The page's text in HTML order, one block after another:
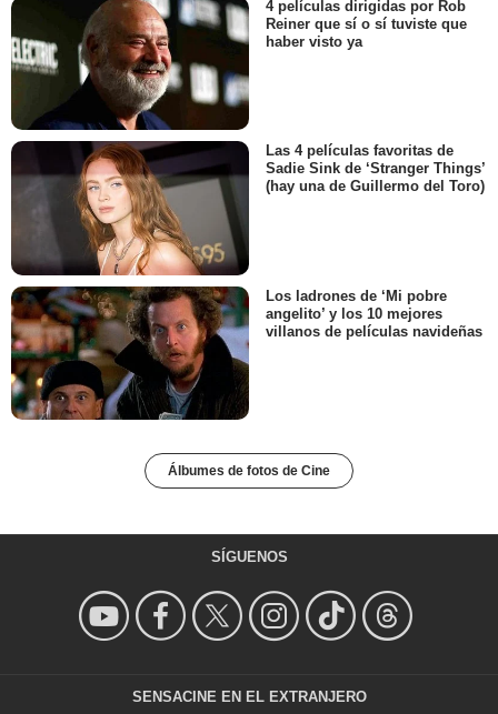
4 películas dirigidas por Rob
Reiner que sí o sí tuviste que
haber visto ya
Las 4 películas favoritas de
Sadie Sink de ‘Stranger Things’
(hay una de Guillermo del Toro)
Los ladrones de ‘Mi pobre
angelito’ y los 10 mejores
villanos de películas navideñas
Álbumes de fotos de Cine
SÍGUENOS
SENSACINE EN EL EXTRANJERO